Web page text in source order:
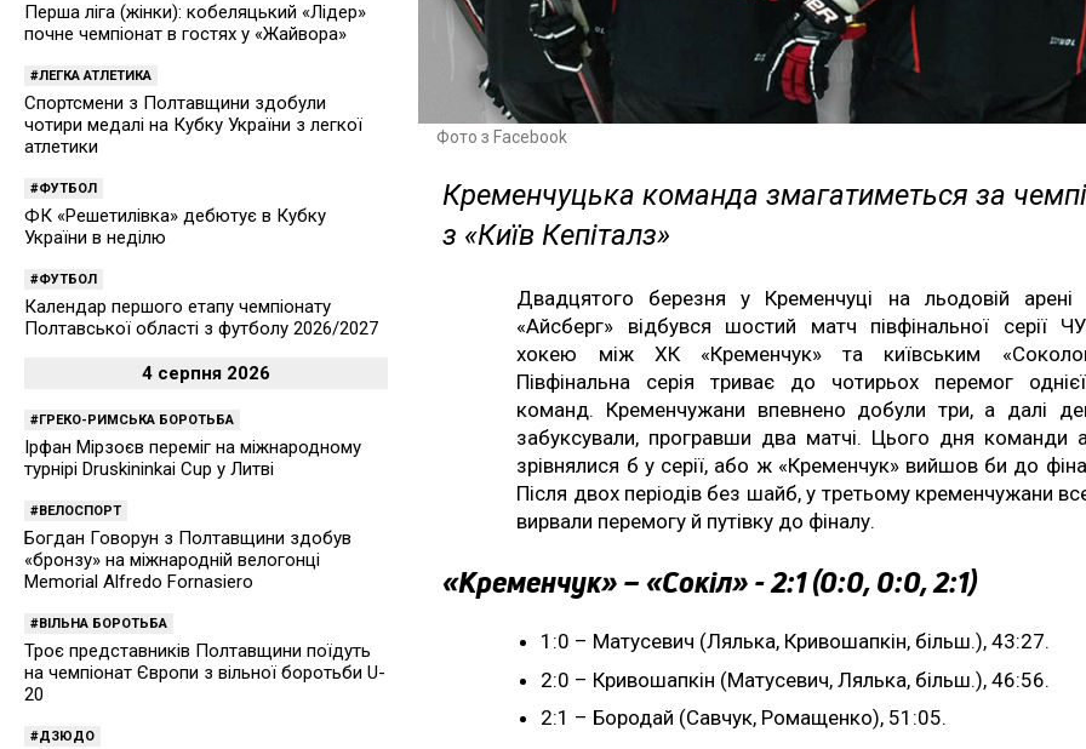
Фото з Facebook
Кременчуцька команда змагатиметься за
з «Київ Кепіталз»
Двадцятого березня у Кременчуці на льодовій арені
«Айсберг» відбувся шостий матч півфінальної серії
хокею між ХК «Кременчук» та київським
Півфінальна серія триває до чотирьох перемог
команд. Кременчужани впевнено добули три, а далі
забуксували, програвши два матчі. Цього дня команди
зрівнялися б у серії, або ж «Кременчук» вийшов би до
Після двох періодів без шайб, у третьому кременчужани
вирвали перемогу й путівку до фіналу.
«Кременчук» – «Сокіл» - 2:1 (0:0, 0:0, 2:1)
1:0 – Матусевич (Лялька, Кривошапкін, більш.), 43:27.
2:0 – Кривошапкін (Матусевич, Лялька, більш.), 46:56.
2:1 – Бородай (Савчук, Ромащенко), 51:05.
Перша ліга (жінки): кобеляцький «Лідер»
почне чемпіонат в гостях у «Жайвора»
ЛЕГКА АТЛЕТИКА
Спортсмени з Полтавщини здобули
чотири медалі на Кубку України з легкої
атлетики
ФУТБОЛ
ФК «Решетилівка» дебютує в Кубку
України в неділю
ФУТБОЛ
Календар першого етапу чемпіонату
Полтавської області з футболу 2026/2027
4 серпня 2026
ГРЕКО-РИМСЬКА БОРОТЬБА
Ірфан Мірзоєв переміг на міжнародному
турнірі Druskininkai Cup у Литві
ВЕЛОСПОРТ
Богдан Говорун з Полтавщини здобув
«бронзу» на міжнародній велогонці
Memorial Alfredo Fornasiero
ВІЛЬНА БОРОТЬБА
Троє представників Полтавщини поїдуть
на чемпіонат Європи з вільної боротьби U-
20
ДЗЮДО